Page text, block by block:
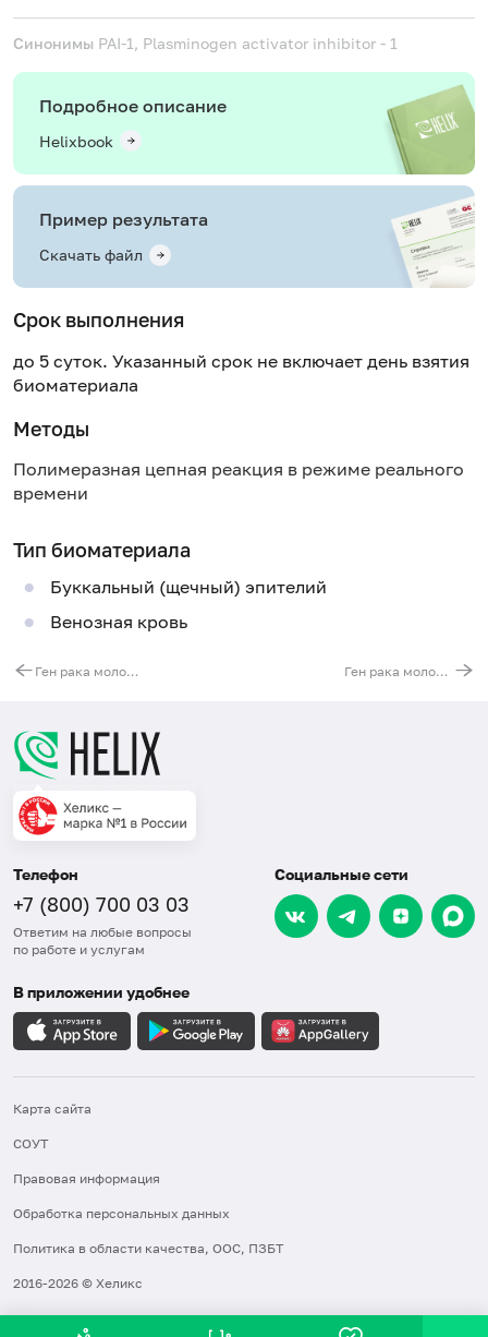
Синонимы PAI-1, Plasminogen activator inhibitor - 1
Подробное описание
Helixbook
Пример результата
Скачать файл
Срок выполнения
до 5 суток. Указанный срок не включает день взятия
биоматериала
Методы
Полимеразная цепная реакция в режиме реального
времени
Тип биоматериала
Буккальный (щечный) эпителий
Венозная кровь
Ген рака молочной железы 1 (BRCA1). Выявление мутации 5382insC (нарушение структуры белка) Ген рака молочной железы 2 (BRCA2). Выявление мутации 6174delT (нарушение структуры белка)
Телефон
+7 (800) 700 03 03
Ответим на любые вопросы
по работе и услугам
Социальные сети
В приложении удобнее
Карта сайта
СОУТ
Правовая информация
Обработка персональных данных
Политика в области качества, ООС, ПЗБТ
2016-2026 © Хеликс